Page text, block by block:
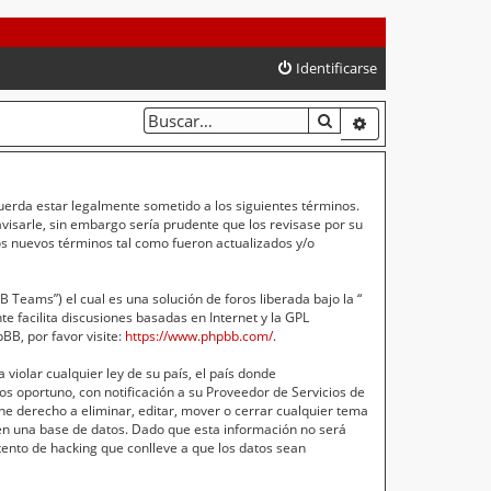
Identificarse
BUSCAR
estar legalmente sometido a los siguientes términos.
sin embargo sería prudente que los revisase por su
nuevos términos tal como fueron actualizados y/o
Teams”) el cual es una solución de foros liberada bajo la “
facilita discusiones basadas en Internet y la GPL
por favor visite: https://www.phpbb.com/.
cualquier ley de su país, el país donde
oportuno, con notificación a su Proveedor de Servicios de
derecho a eliminar, editar, mover o cerrar cualquier tema
base de datos. Dado que esta información no será
de hacking que conlleve a que los datos sean